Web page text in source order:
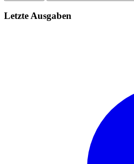
Letzte Ausgaben